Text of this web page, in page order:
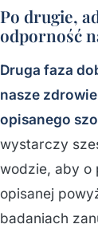
Po drugie,
odporność
Druga faza
nasze
opisanego
wystarczy
wodzie, aby o
opisanej
badaniach